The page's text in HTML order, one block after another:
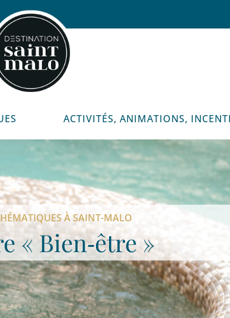
ACTIVITÉS, ANIMATIONS,
À SAINT-MALO
« Bien‑être »